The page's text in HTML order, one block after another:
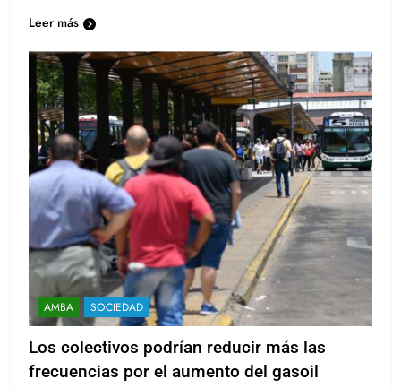
Leer más
AMBA SOCIEDAD
Los colectivos podrían reducir más las
frecuencias por el aumento del gasoil